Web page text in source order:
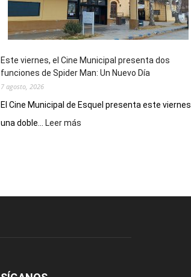
de
reuniones
y
deportivos
Este viernes, el Cine Municipal presenta dos
funciones de Spider Man: Un Nuevo Día
7 agosto, 2026
El Cine Municipal de Esquel presenta este viernes
una doble...
Leer más
presenta